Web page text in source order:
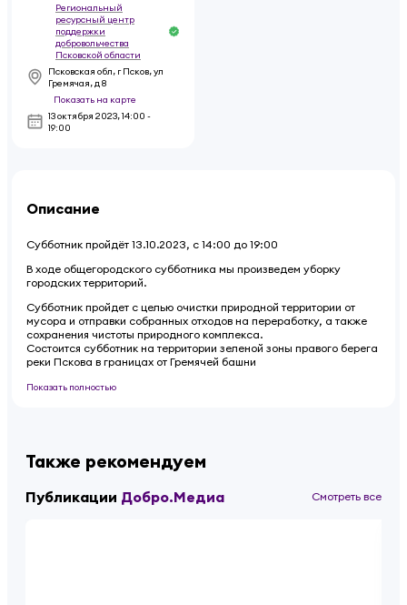
Региональный
ресурсный центр
поддержки
добровольчества
Псковской области
Псковская обл, г Псков, ул
Гремячая, д 8
Показать на карте
13 октября 2023,14:00 -
19:00
Описание
Субботник пройдёт 13.10.2023, с 14:00 до 19:00
В ходе общегородского субботника мы произведем уборку
городских территорий.
Субботник пройдет с целью очистки природной территории от
мусора и отправки собранных отходов на переработку, а также
сохранения чистоты природного комплекса.
Состоится субботник на территории зеленой зоны правого берега
реки Пскова в границах от Гремячей башни
Показать полностью
Также рекомендуем
Публикации Добро.Медиа Смотреть все